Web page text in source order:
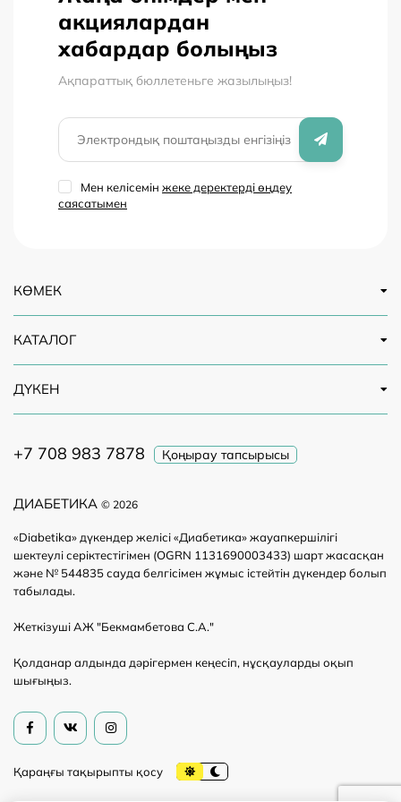
акциялардан
хабардар болыңыз
Ақпараттық бюллетеньге жазылыңыз!
Мен келісемін жеке деректерді өңдеу
саясатымен
ДИАБЕТИКА © 2026
«Diabetika» дүкендер желісі «Диабетика» жауапкершілігі
шектеулі серіктестігімен (OGRN 1131690003433) шарт жасасқан
және № 544835 сауда белгісімен жұмыс істейтін дүкендер болып
табылады.
Жеткізуші АЖ "Бекмамбетова С.А."
Қолданар алдында дәрігермен кеңесіп, нұсқауларды оқып
шығыңыз.
КӨМЕК
КАТАЛОГ
ДҮКЕН
+7 708 983 7878 Қоңырау тапсырысы